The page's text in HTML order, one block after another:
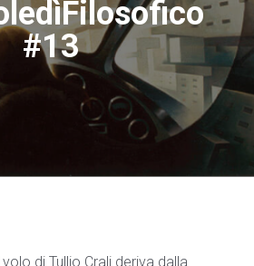
#13
di Tullio Crali deriva dalla